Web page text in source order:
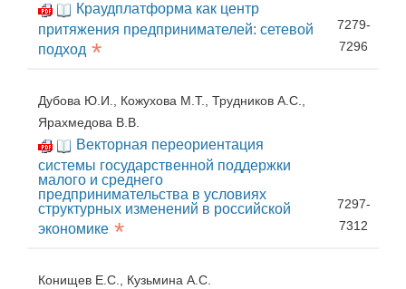
Краудплатформа как центр
притяжения предпринимателей: сетевой
подход *
7279-
7296
Дубова Ю.И., Кожухова М.Т., Трудников А.С.,
Ярахмедова В.В.
Векторная переориентация
системы государственной поддержки
малого и среднего
предпринимательства в условиях
структурных изменений в российской
экономике *
7297-
7312
Конищев Е.С., Кузьмина А.С.